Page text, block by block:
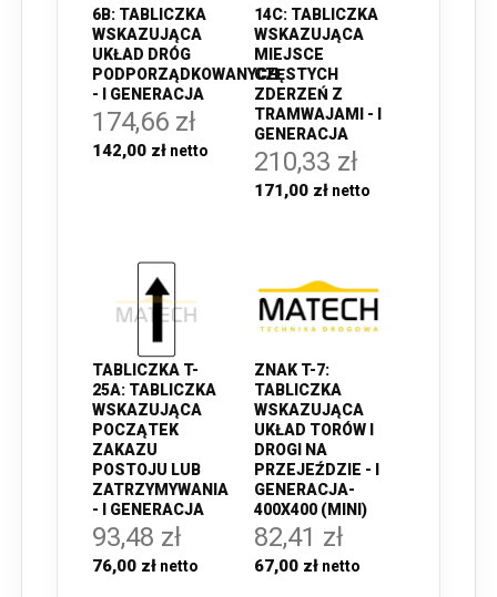
6B: TABLICZKA
WSKAZUJĄCA
UKŁAD DRÓG
PODPORZĄDKOWANYCH
- I GENERACJA
174,66 zł
142,00 zł
14C: TABLICZKA
WSKAZUJĄCA
MIEJSCE
CZĘSTYCH
ZDERZEŃ Z
TRAMWAJAMI - I
GENERACJA
210,33 zł
171,00 zł
TABLICZKA T-
25A: TABLICZKA
WSKAZUJĄCA
POCZĄTEK
ZAKAZU
POSTOJU LUB
ZATRZYMYWANIA
- I GENERACJA
93,48 zł
76,00 zł
ZNAK T-7:
TABLICZKA
WSKAZUJĄCA
UKŁAD TORÓW I
DROGI NA
PRZEJEŹDZIE - I
GENERACJA-
400X400 (MINI)
82,41 zł
67,00 zł